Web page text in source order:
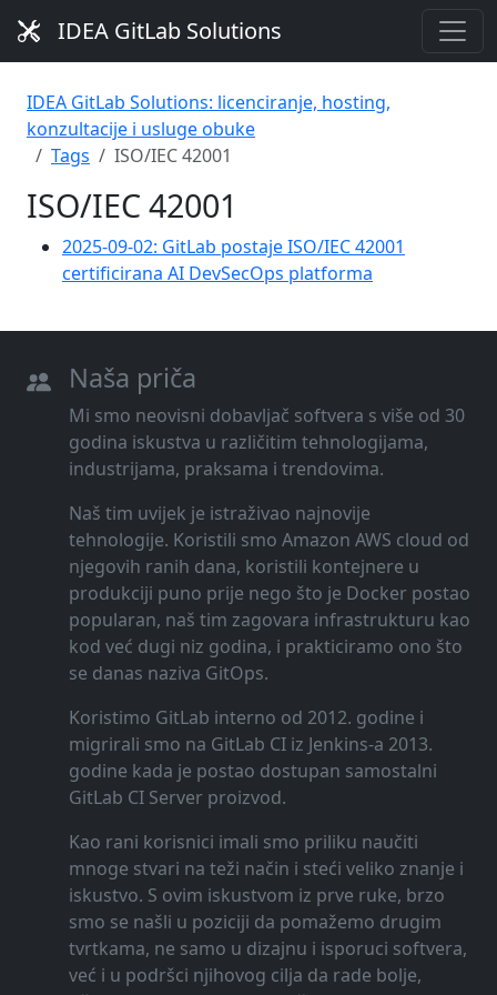
IDEA GitLab Solutions
IDEA GitLab Solutions: licenciranje, hosting,
konzultacije i usluge obuke
Tags
ISO/IEC 42001
ISO/IEC 42001
2025-09-02: GitLab postaje ISO/IEC 42001
certificirana AI DevSecOps platforma
Naša priča
Mi smo neovisni dobavljač softvera s više od 30
godina iskustva u različitim tehnologijama,
industrijama, praksama i trendovima.
Naš tim uvijek je istraživao najnovije
tehnologije. Koristili smo Amazon AWS cloud od
njegovih ranih dana, koristili kontejnere u
produkciji puno prije nego što je Docker postao
popularan, naš tim zagovara infrastrukturu kao
kod već dugi niz godina, i prakticiramo ono što
se danas naziva GitOps.
Koristimo GitLab interno od 2012. godine i
migrirali smo na GitLab CI iz Jenkins-a 2013.
godine kada je postao dostupan samostalni
GitLab CI Server proizvod.
Kao rani korisnici imali smo priliku naučiti
mnoge stvari na teži način i steći veliko znanje i
iskustvo. S ovim iskustvom iz prve ruke, brzo
smo se našli u poziciji da pomažemo drugim
tvrtkama, ne samo u dizajnu i isporuci softvera,
već i u podršci njihovog cilja da rade bolje,